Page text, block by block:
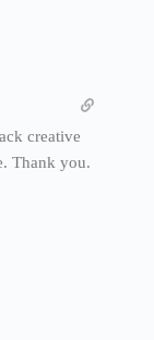
creative
Thank you.